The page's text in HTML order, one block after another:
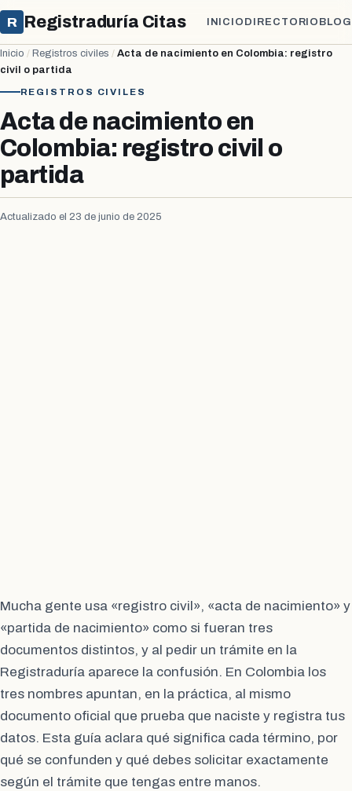
R Registraduría Citas INICIO DIRECTORIO BLOG
Inicio / Registros civiles / Acta de nacimiento en Colombia: registro
civil o partida
REGISTROS CIVILES
Acta de nacimiento en
Colombia: registro civil o
partida
Actualizado el 23 de junio de 2025
Mucha gente usa «registro civil», «acta de nacimiento» y
«partida de nacimiento» como si fueran tres
documentos distintos, y al pedir un trámite en la
Registraduría aparece la confusión. En Colombia los
tres nombres apuntan, en la práctica, al mismo
documento oficial que prueba que naciste y registra tus
datos. Esta guía aclara qué significa cada término, por
qué se confunden y qué debes solicitar exactamente
según el trámite que tengas entre manos.